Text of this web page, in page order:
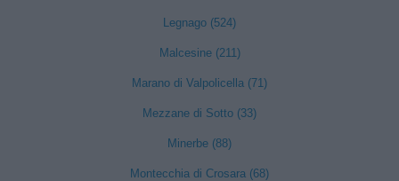
Legnago (524)
Malcesine (211)
Marano di Valpolicella (71)
Mezzane di Sotto (33)
Minerbe (88)
Montecchia di Crosara (68)